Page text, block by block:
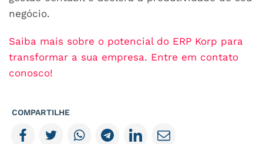
negócio.
Saiba mais sobre o potencial do ERP Korp para
transformar a sua empresa. Entre em contato
conosco!
COMPARTILHE